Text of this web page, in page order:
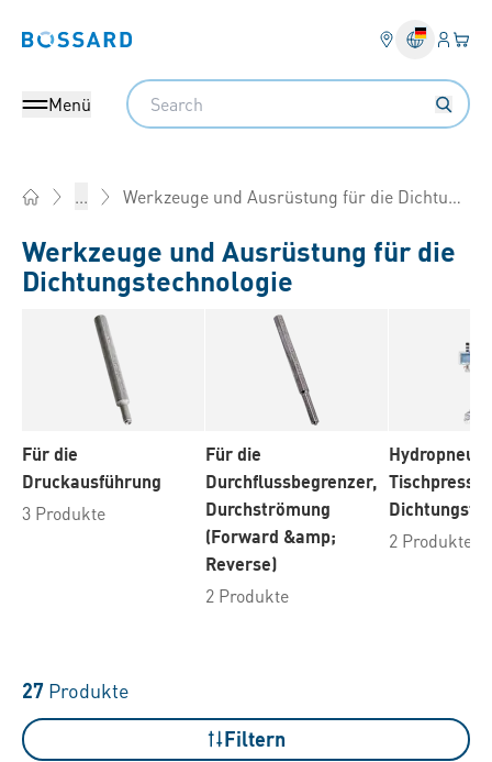
Bossard homepage Ihr
Menü
Search
... Werkzeuge und Ausrüstung für die Dichtungstechnologie
Werkzeuge und Ausrüstung für die
Dichtungstechnologie
Für die
Druckausführung
3 Produkte
Für die
Durchflussbegrenzer,
Durchströmung
(Forward &amp;
Reverse)
2 Produkte
Tischpresse
2 Produkte
27 Produkte
Filtern